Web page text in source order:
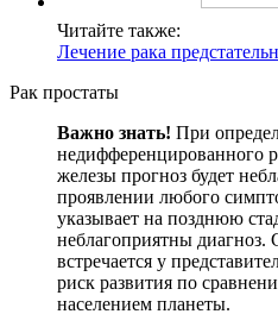
Читайте также:
Лечение рака
Рак простаты
Важно знать! При
недифференцированного
железы прогноз будет
проявлении любого
указывает на позднюю
неблагоприятны диагноз.
встречается у
риск развития по
населением планеты.